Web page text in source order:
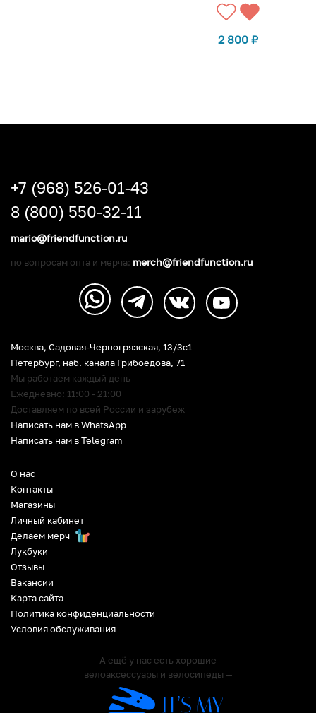
2 800 ₽
О нас
Контакты
Магазины
Личный кабинет
Делаем мерч
Лукбуки
Отзывы
Вакансии
Карта сайта
Политика конфиденциальности
Условия обслуживания
А ещё у нас есть хорошие
велоаксессуары и велосипеды —
Москва, Садовая-Черногрязская, 13/3c1
Петербург, наб. канала Грибоедова, 71
Мы работаем каждый день
Ежедневно: 11:00 - 21:00
Доставляем по всей России и зарубеж
Написать нам в WhatsApp
Написать нам в Telegram
+7 (968) 526-01-43
8 (800) 550-32-11
mario@friendfunction.ru
по вопросам опта и мерча: merch@friendfunction.ru